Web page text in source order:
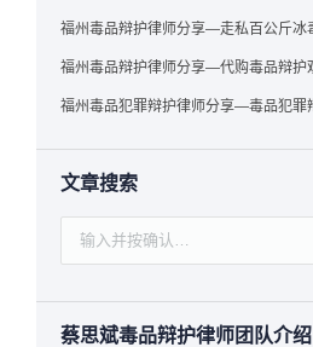
文章搜索
蔡思斌毒品辩护律师团队介绍